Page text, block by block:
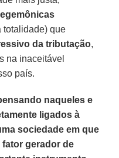
totalidade) que
da tributação,
na inaceitável
país.
naqueles e
ligados à
sociedade em que
gerador de